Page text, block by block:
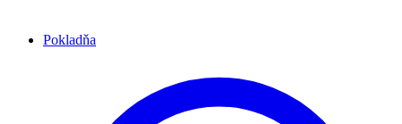
Pokladňa